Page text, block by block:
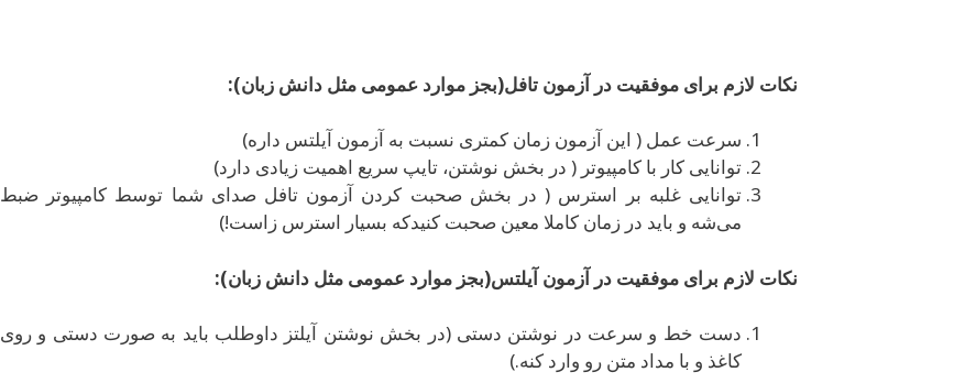
نکات لازم برای موفقیت در آزمون تافل(بجز موارد عمومی مثل دانش زبان):
سرعت عمل ( این آزمون زمان کمتری نسبت به آزمون آیلتس داره)
توانایی کار با کامپیوتر ( در بخش نوشتن، تایپ سریع اهمیت زیادی دارد)
توانایی غلبه بر استرس ( در بخش صحبت کردن آزمون تافل صدای شما توسط کامپیوتر ضبط
می‌شه و باید در زمان کاملا معین صحبت کنیدکه بسیار استرس زاست!)
نکات لازم برای موفقیت در آزمون آیلتس(بجز موارد عمومی مثل دانش زبان):
دست خط و سرعت در نوشتن دستی (در بخش نوشتن آیلتز داوطلب باید به صورت دستی و روی
کاغذ و با مداد متن رو وارد کنه.)